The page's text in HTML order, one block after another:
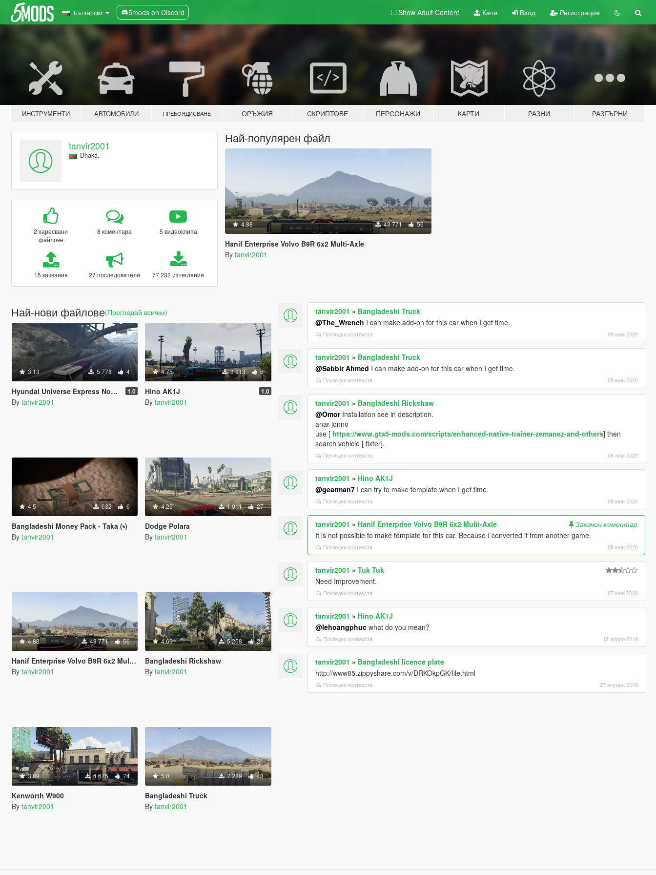
Български 5mods on Discord Show Adult Content Качи Вход Регистрация
ИНСТРУМЕНТИ АВТОМОБИЛИ ПРЕБОЯДИСВАНЕ ОРЪЖИЯ СКРИПТОВЕ ПЕРСОНАЖИ КАРТИ РАЗНИ РАЗГЪРНИ
tanvir2001
Dhaka.
2 харесвани
файлове
8 коментара 5 видеоклипа
15 качвания 27 последователи 77 232 изтегляния
Най-популярен файл
4.88 43 771 56
Hanif Enterprise Volvo B9R 6x2 Multi-Axle
By tanvir2001
Най-нови файлове(Прегледай всички)
3.13 5 778 4
Hyundai Universe Express Noble Spoiler [Add-On / Replace | Wipers] 1.0
By tanvir2001
4.75 3 913 6
Hino AK1J 1.0
By tanvir2001
4.5 632 6
Bangladeshi Money Pack - Taka (৳)
By tanvir2001
4.25 1 011 27
Dodge Polara
By tanvir2001
4.88 43 771 56
Hanif Enterprise Volvo B9R 6x2 Multi-Axle
By tanvir2001
4.69 5 258 28
Bangladeshi Rickshaw
By tanvir2001
3.89 4 675 74
Kenworth W900
By tanvir2001
5.0 7 289 48
Bangladeshi Truck
By tanvir2001
tanvir2001 » Bangladeshi Truck
@The_Wrench I can make add-on for this car when I get time.
Погледни контекста 08 юли 2020
tanvir2001 » Bangladeshi Truck
@Sabbir Ahmed I can make add-on for this car when I get time.
Погледни контекста 08 юли 2020
tanvir2001 » Bangladeshi Rickshaw
@OmorInstallation see in description.
anar jonno
use [ https://www.gta5-mods.com/scripts/enhanced-native-trainer-zemanez-and-others] then
search vehicle [ fixter].
Погледни контекста 08 юли 2020
tanvir2001 » Hino AK1J
@gearman7 I can try to make template when I get time.
Погледни контекста 08 юли 2020
tanvir2001 » Hanif Enterprise Volvo B9R 6x2 Multi-Axle
Закачен коментар
It is not possible to make template for this car. Because I converted it from another game.
Погледни контекста 08 юли 2020
tanvir2001 »Tuk Tuk
Need Improvement.
Погледни контекста 07 юни 2020
tanvir2001 » Hino AK1J
@lehoangphuc what do you mean?
Погледни контекста 12 април 2019
tanvir2001 » Bangladeshi licence plate
http://www85.zippyshare.com/v/DRKOkpGK/file.html
Погледни контекста 27 януари 2016